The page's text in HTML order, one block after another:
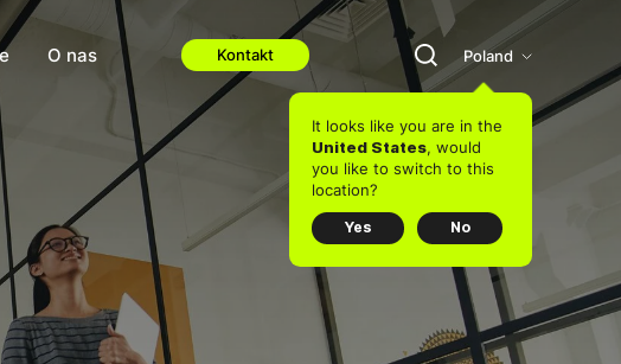
O nas Kontakt Poland
It looks like you are in the
United States, would
you like to switch to this
location?
Yes No